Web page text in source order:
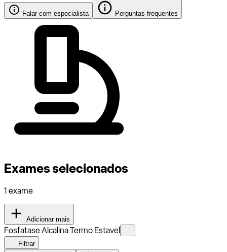
Falar com especialista Perguntas frequentes
Exames selecionados
1 exame
Adicionar mais
Fosfatase Alcalina Termo Estavel
Filtrar